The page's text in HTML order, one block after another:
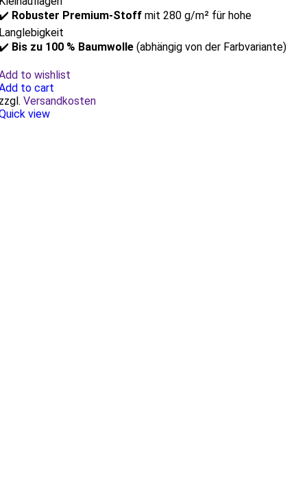
Robuster Premium-Stoff mit 280 g/m² für hohe
Bis zu 100 % Baumwolle (abhängig von der Farbvariante)
to wishlist
to cart
Versandkosten
view